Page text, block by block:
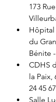
173
Hôpital
du
Bénite
CDHS
la Paix,
24 45 67
Salle